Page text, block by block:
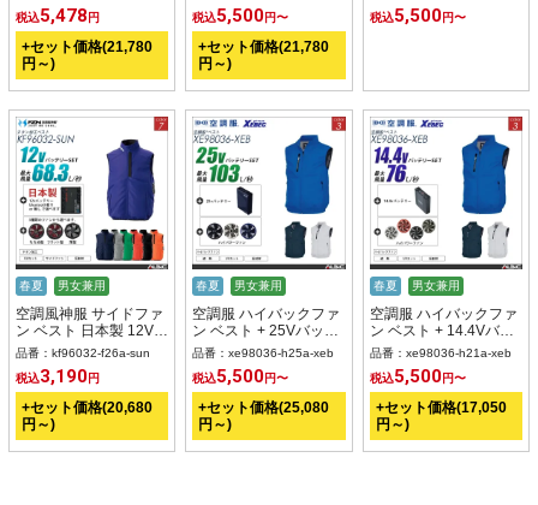
税込5,478 円
+セット価格(21,780
円～)
】
税込5,500円〜
+セット価格(21,780
円～)
税込5,500円〜
春夏 男女兼用
空調風神服 サイドファ
ン ベスト 日本製 12Vバ
ッテリー + ファンset
【KF96032-F26A-
SUN】
品番：kf96032-f26a-sun
税込3,190円
+セット価格(20,680
円～)
春夏 男女兼用
空調服 ハイバックファ
ン ベスト + 25Vバッテ
リー + ファン set 【
XE98036-H25A-XEB
】
品番：xe98036-h25a-xeb
税込5,500円〜
+セット価格(25,080
円～)
春夏 男女兼用
空調服 ハイバックファ
ン ベスト + 14.4Vバッ
テリー + ファン set 【
XE98036-H21A-XEB
】
品番：xe98036-h21a-xeb
税込5,500円〜
+セット価格(17,050
円～)